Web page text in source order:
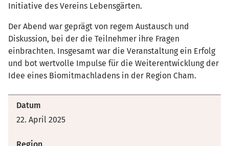
Initiative des Vereins Lebensgärten.
Der Abend war geprägt von regem Austausch und
Diskussion, bei der die Teilnehmer ihre Fragen
einbrachten. Insgesamt war die Veranstaltung ein Erfolg
und bot wertvolle Impulse für die Weiterentwicklung der
Idee eines Biomitmachladens in der Region Cham.
Datum
22. April 2025
Region